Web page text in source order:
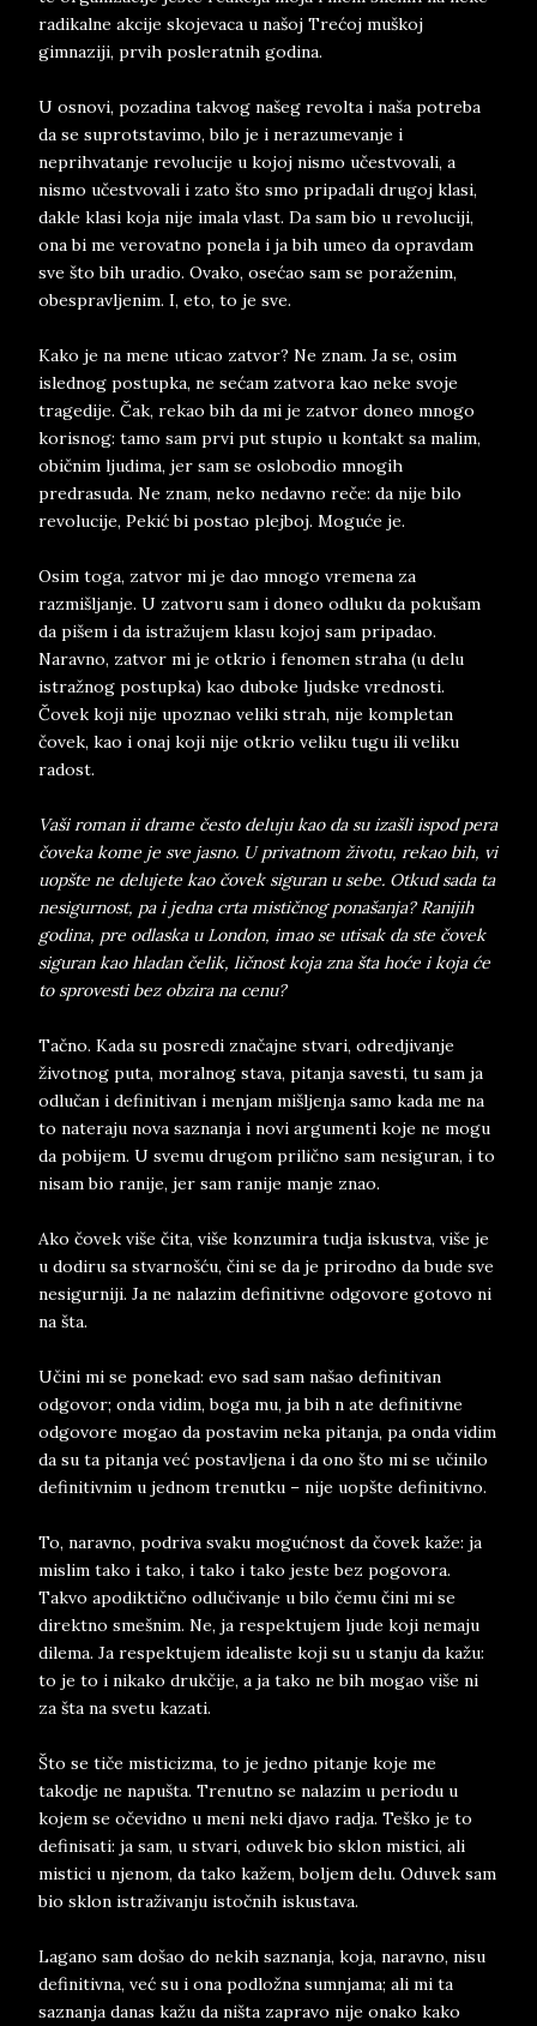
radikalne akcije skojevaca u našoj Trećoj muškoj
gimnaziji, prvih posleratnih godina.
U osnovi, pozadina takvog našeg revolta i naša potreba
da se suprotstavimo, bilo je i nerazumevanje i
neprihvatanje revolucije u kojoj nismo učestvovali, a
nismo učestvovali i zato što smo pripadali drugoj klasi,
dakle klasi koja nije imala vlast. Da sam bio u revoluciji,
ona bi me verovatno ponela i ja bih umeo da opravdam
sve što bih uradio. Ovako, osećao sam se poraženim,
obespravljenim. I, eto, to je sve.
Kako je na mene uticao zatvor? Ne znam. Ja se, osim
islednog postupka, ne sećam zatvora kao neke svoje
tragedije. Čak, rekao bih da mi je zatvor doneo mnogo
korisnog: tamo sam prvi put stupio u kontakt sa malim,
običnim ljudima, jer sam se oslobodio mnogih
predrasuda. Ne znam, neko nedavno reče: da nije bilo
revolucije, Pekić bi postao plejboj. Moguće je.
Osim toga, zatvor mi je dao mnogo vremena za
razmišljanje. U zatvoru sam i doneo odluku da pokušam
da pišem i da istražujem klasu kojoj sam pripadao.
Naravno, zatvor mi je otkrio i fenomen straha (u delu
istražnog postupka) kao duboke ljudske vrednosti.
Čovek koji nije upoznao veliki strah, nije kompletan
čovek, kao i onaj koji nije otkrio veliku tugu ili veliku
radost.
Vaši roman ii drame često deluju kao da su izašli ispod pera
čoveka kome je sve jasno. U privatnom životu, rekao bih, vi
uopšte ne delujete kao čovek siguran u sebe. Otkud sada ta
nesigurnost, pa i jedna crta mističnog ponašanja? Ranijih
godina, pre odlaska u London, imao se utisak da ste čovek
siguran kao hladan čelik, ličnost koja zna šta hoće i koja će
to sprovesti bez obzira na cenu?
Tačno. Kada su posredi značajne stvari, odredjivanje
životnog puta, moralnog stava, pitanja savesti, tu sam ja
odlučan i definitivan i menjam mišljenja samo kada me na
to nateraju nova saznanja i novi argumenti koje ne mogu
da pobijem. U svemu drugom prilično sam nesiguran, i to
nisam bio ranije, jer sam ranije manje znao.
Ako čovek više čita, više konzumira tudja iskustva, više je
u dodiru sa stvarnošću, čini se da je prirodno da bude sve
nesigurniji. Ja ne nalazim definitivne odgovore gotovo ni
na šta.
Učini mi se ponekad: evo sad sam našao definitivan
odgovor; onda vidim, boga mu, ja bih n ate definitivne
odgovore mogao da postavim neka pitanja, pa onda vidim
da su ta pitanja već postavljena i da ono što mi se učinilo
definitivnim u jednom trenutku – nije uopšte definitivno.
To, naravno, podriva svaku mogućnost da čovek kaže: ja
mislim tako i tako, i tako i tako jeste bez pogovora.
Takvo apodiktično odlučivanje u bilo čemu čini mi se
direktno smešnim. Ne, ja respektujem ljude koji nemaju
dilema. Ja respektujem idealiste koji su u stanju da kažu:
to je to i nikako drukčije, a ja tako ne bih mogao više ni
za šta na svetu kazati.
Što se tiče misticizma, to je jedno pitanje koje me
takodje ne napušta. Trenutno se nalazim u periodu u
kojem se očevidno u meni neki djavo radja. Teško je to
definisati: ja sam, u stvari, oduvek bio sklon mistici, ali
mistici u njenom, da tako kažem, boljem delu. Oduvek sam
bio sklon istraživanju istočnih iskustava.
Lagano sam došao do nekih saznanja, koja, naravno, nisu
definitivna, već su i ona podložna sumnjama; ali mi ta
saznanja danas kažu da ništa zapravo nije onako kako